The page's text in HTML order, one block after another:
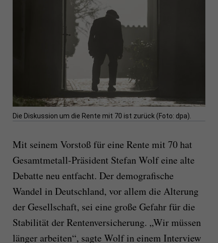
Die Diskussion um die Rente mit 70 ist zurück (Foto: dpa).
Mit seinem Vorstoß für eine Rente mit 70 hat
Gesamtmetall-Präsident Stefan Wolf eine alte
Debatte neu entfacht. Der demografische
Wandel in Deutschland, vor allem die Alterung
der Gesellschaft, sei eine große Gefahr für die
Stabilität der Rentenversicherung. „Wir müssen
länger arbeiten“, sagte Wolf in einem Interview